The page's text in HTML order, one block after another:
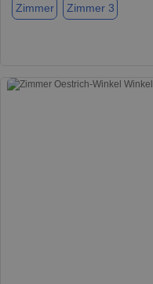
Zimmer Zimmer 3